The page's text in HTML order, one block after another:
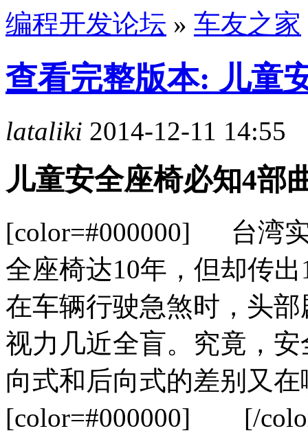
编程开发论坛 » 车友之家
查看完整版本: 儿童
lataliki 2014-12-11 14:55
儿童安全座椅必知4部
[color=#000000] 台湾
全座椅达10年，但却传
在车辆行驶急煞时，头
视力几近全盲。究竟，
向式和后向式的差别又
[color=#000000] [/